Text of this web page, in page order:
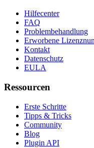
Hilfecenter
FAQ
Problembehandlung
Erworbene
Kontakt
Datenschutz
EULA
Ressourcen
Erste Schritte
Tipps & Tricks
Community
Blog
Plugin API